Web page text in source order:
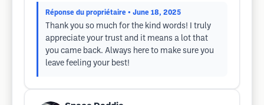
Réponse du propriétaire • June 18, 2025
Thank you so much for the kind words! I truly
appreciate your trust and it means a lot that
you came back. Always here to make sure you
leave feeling your best!